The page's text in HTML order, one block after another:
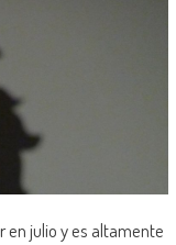
en julio y es altamente